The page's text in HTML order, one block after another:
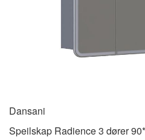
Dansani
Speilskap Radience 3 dører